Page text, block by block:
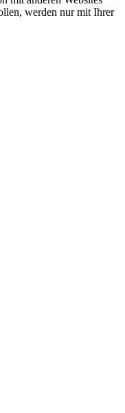
werden nur mit Ihrer